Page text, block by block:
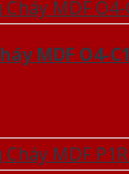
MDF O4-